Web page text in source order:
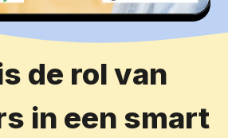
de rol van
in een smart